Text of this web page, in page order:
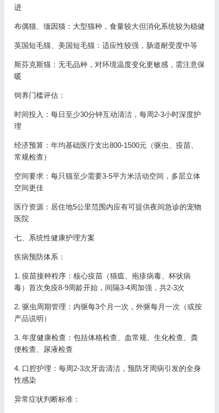
进
布偶猫、缅因猫：大型猫种，食量较大但消化系统较为稳健
英国短毛猫、美国短毛猫：适应性较强，肠道耐受度中等
斯芬克斯猫：无毛品种，对环境温度变化更敏感，需注意保
暖
饲养门槛评估：
时间投入：每日至少30分钟互动清洁，每周2-3小时深度护
理
经济预算：年均基础医疗支出800-1500元（驱虫、疫苗、
常规检查）
空间要求：每只猫至少需要3-5平方米活动空间，多层立体
空间更佳
医疗资源：居住地5公里范围内应有可提供夜间急诊的宠物
医院
七、系统性健康护理方案
疾病预防体系：
1. 疫苗接种程序：核心疫苗（猫瘟、疱疹病毒、杯状病
毒）首次免疫8-9周龄开始，间隔3-4周加强，共2-3次
2. 驱虫周期管理：内驱每3个月一次，外驱每月一次（或按
产品说明）
3. 年度健康检查：包括体格检查、血常规、生化检查、粪
便检查、尿液检查
4. 口腔护理：每周2-3次牙齿清洁，预防牙周病引发的全身
性感染
异常症状判断标准：